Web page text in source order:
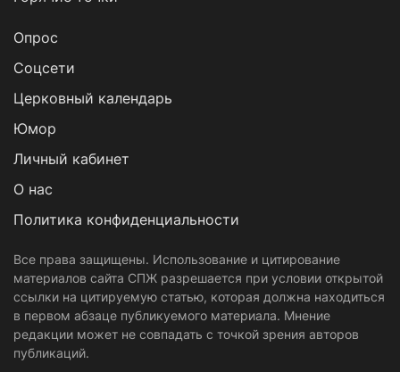
Опрос
Cоцсети
Церковный календарь
Юмор
Личный кабинет
О нас
Политика конфиденциальности
Все права защищены. Использование и цитирование
материалов сайта СПЖ разрешается при условии открытой
ссылки на цитируемую статью, которая должна находиться
в первом абзаце публикуемого материала. Мнение
редакции может не совпадать с точкой зрения авторов
публикаций.